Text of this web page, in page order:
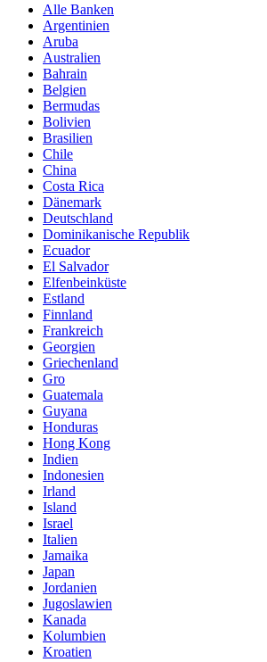
Alle Banken
Argentinien
Aruba
Australien
Bahrain
Belgien
Bermudas
Bolivien
Brasilien
Chile
China
Costa Rica
Dänemark
Deutschland
Dominikanische Republik
Ecuador
El Salvador
Elfenbeinküste
Estland
Finnland
Frankreich
Georgien
Griechenland
Gro
Guatemala
Guyana
Honduras
Hong Kong
Indien
Indonesien
Irland
Island
Israel
Italien
Jamaika
Japan
Jordanien
Jugoslawien
Kanada
Kolumbien
Kroatien